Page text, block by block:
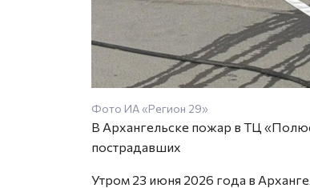
Фото ИА «Регион 29»
В Архангельске пожар в ТЦ
пострадавших
Утром 23 июня 2026 года в